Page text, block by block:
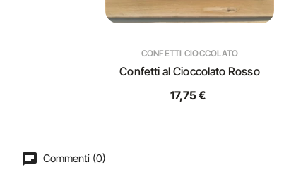
CONFETTI CIOCCOLATO
Confetti al Cioccolato Rosso
17,75 €
Commenti (0)